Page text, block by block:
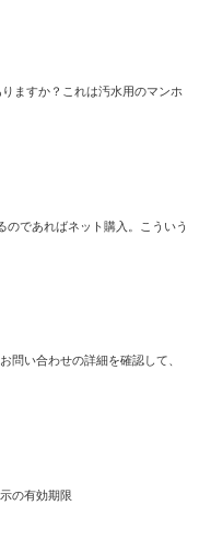
ますか？これは汚水用のマンホ
であればネット購入。こういう
問い合わせの詳細を確認して、
の有効期限